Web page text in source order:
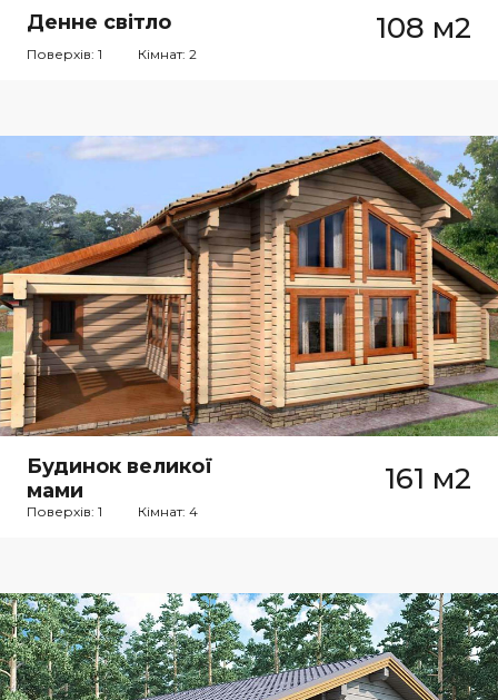
Денне світло 108 м2
Поверхів: 1 Кімнат: 2
Будинок великої
мами
161 м2
Поверхів: 1 Кімнат: 4